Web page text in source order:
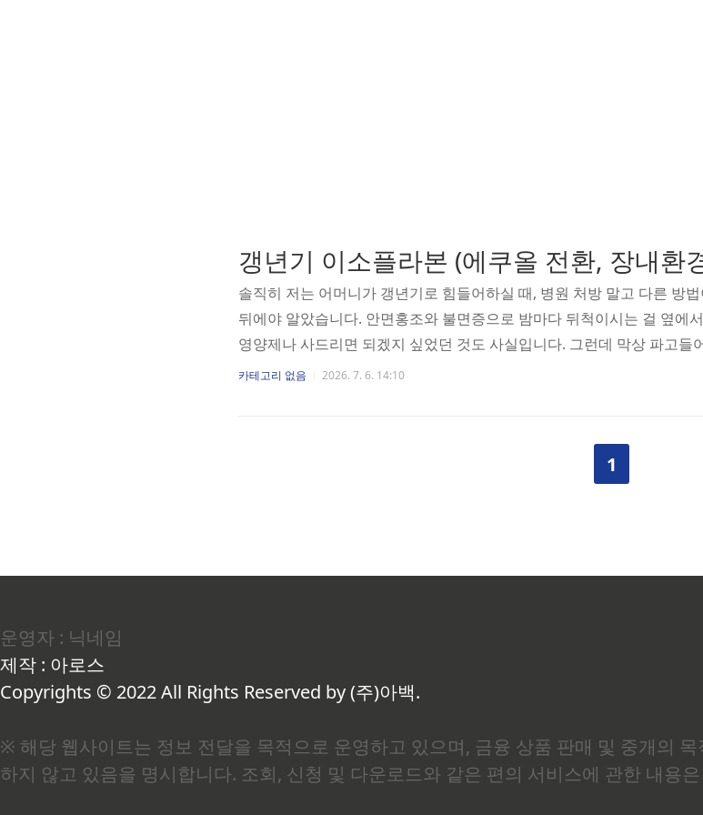
솔직히 저는 어머니가 갱년기로 힘들어하실 때, 병원 처방 말고 다른 방
뒤에야 알았습니다. 안면홍조와 불면증으로 밤마다 뒤척이시는 걸 옆에
영양제나 사드리면 되겠지 싶었던 것도 사실입니다. 그런데 막상 파고들
상식과 실제가 꽤 달랐습니다. 이소플라본이 갱년기에 효과가 있다는 말
가 딱 하나였습니다. 유방암이나 자궁내막암 위험이 높아질 수 있다는 이
으셨던 겁니다. 그 두려움이 얼마나 컸는지, 병원 처방전을 받아놓고도 몇
카테고리 없음 2026. 7. 6. 14:10
1
운영자 : 닉네임
제작 : 아로스
Copyrights © 2022 All Rights Reserved by (주)아백.
※ 해당 웹사이트는 정보 전달을 목적으로 운영하고 있으며, 금융 상품 판매 및 중개의
하지 않고 있음을 명시합니다. 조회, 신청 및 다운로드와 같은 편의 서비스에 관한 내용